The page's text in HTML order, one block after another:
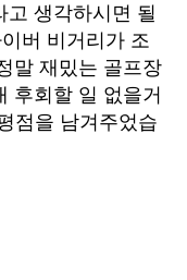
고 생각하시면 될
버 비거리가 조
말 재밌는 골프장
후회할 일 없을거
점을 남겨주었습